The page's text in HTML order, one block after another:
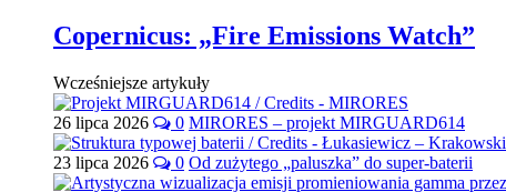
Copernicus: „Fire Emissions Watch”
Wcześniejsze artykuły
26 lipca 2026 0 MIRORES – projekt MIRGUARD614
23 lipca 2026 0 Od zużytego „paluszka” do super-baterii